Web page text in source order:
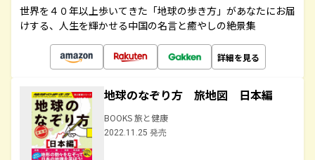
世界を４０年以上歩いてきた「地球の歩き方」があなたにお届
けする、人生を輝かせる中国の名言と癒やしの絶景集
詳細を見る
地球のなぞり方 旅地図 日本編
BOOKS 旅と健康
2022.11.25 発売